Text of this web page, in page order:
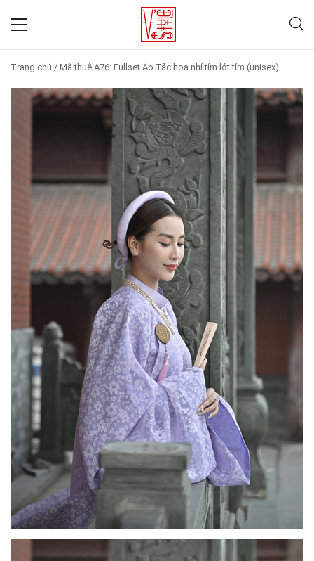
Trang chủ / Mã thuê A76: Fullset Áo Tấc hoa nhí tím lót tím (unisex)